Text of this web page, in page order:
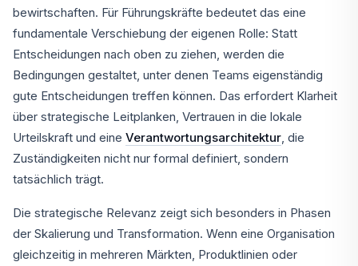
bewirtschaften. Für Führungskräfte bedeutet das eine
fundamentale Verschiebung der eigenen Rolle: Statt
Entscheidungen nach oben zu ziehen, werden die
Bedingungen gestaltet, unter denen Teams eigenständig
gute Entscheidungen treffen können. Das erfordert Klarheit
über strategische Leitplanken, Vertrauen in die lokale
Urteilskraft und eine Verantwortungsarchitektur , die
Zuständigkeiten nicht nur formal definiert, sondern
tatsächlich trägt.
Die strategische Relevanz zeigt sich besonders in Phasen
der Skalierung und Transformation. Wenn eine Organisation
gleichzeitig in mehreren Märkten, Produktlinien oder